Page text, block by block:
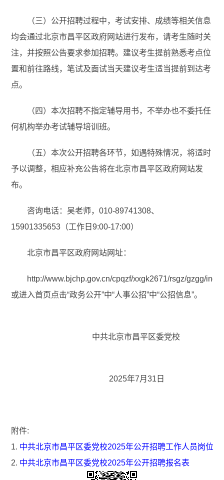
（三）公开招聘过程中，考试安排、成绩等相关信息
均会通过北京市昌平区政府网站进行发布，请考生随时关
注，并按照公告要求参加招聘。建议考生提前熟悉考点位
置和前往路线，笔试及面试当天建议考生适当提前到达考
点。
（四）本次招聘不指定辅导用书，不举办也不委托任
何机构举办考试辅导培训班。
（五）本次公开招聘各环节，如遇特殊情况，将适时
予以调整，相应补充公告将在北京市昌平区政府网站发
布。
咨询电话：吴老师，010-89741308、
15901335653（工作日9:00-17:00）
北京市昌平区政府网站网址：
http://www.bjchp.gov.cn/cpqzf/xxgk2671/rsgz/gzgg/
或进入首页点击“政务公开”中“人事公招”中“公招信息”。
中共北京市昌平区委党校
2025年7月31日
附件:
1. 中共北京市昌平区委党校2025年公开招聘工作人员岗位及
2. 中共北京市昌平区委党校2025年公开招聘报名表